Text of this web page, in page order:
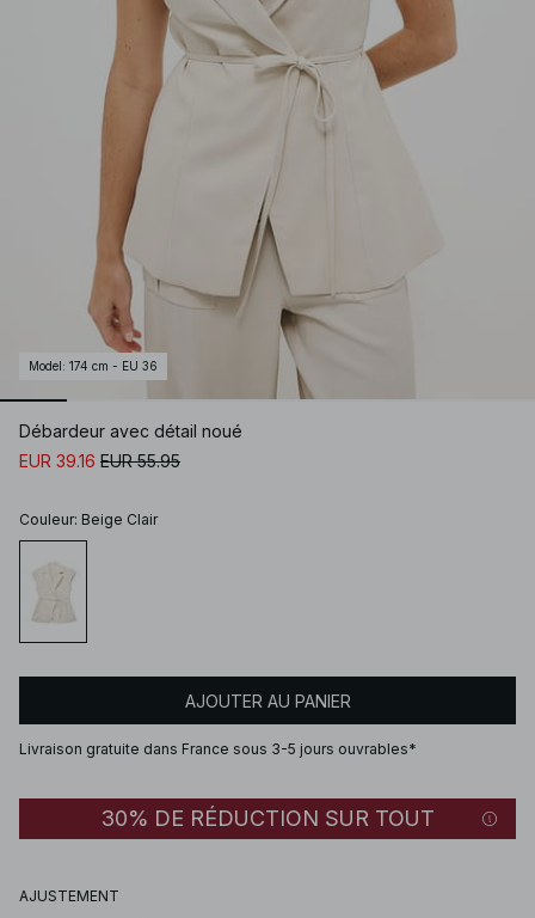
Model : 174 cm - EU 36
Débardeur avec détail noué
EUR 39.16 EUR 55.95
Couleur: Beige Clair
AJOUTER AU PANIER
Livraison gratuite dans France sous 3-5 jours ouvrables*
30% DE RÉDUCTION SUR TOUT
AJUSTEMENT